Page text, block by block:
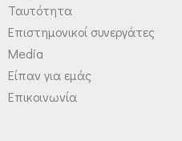
Ταυτότητα
Επιστημονικοί συνεργάτες
Media
Είπαν για εμάς
Επικοινωνία